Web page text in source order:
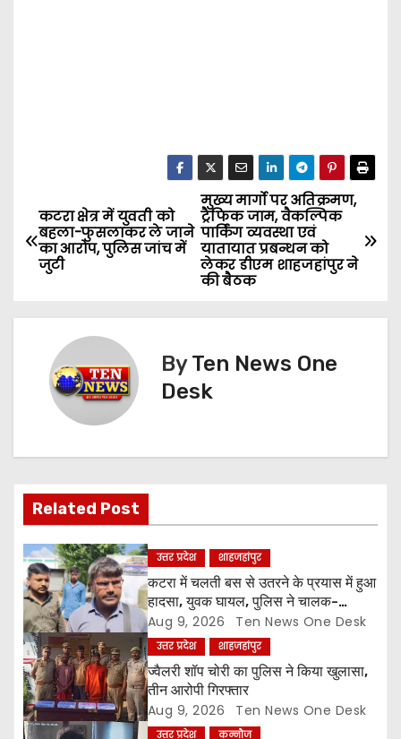
P
o
t
g
a
t
i
o
n
मुख्य मार्गो पर अतिक्रमण,
ट्रैफिक जाम, वैकल्पिक
पार्किंग व्यवस्था एवं
यातायात प्रबन्धन को
लेकर डीएम शाहजहांपुर ने
की बैठक
कटरा क्षेत्र में युवती को
बहला-फुसलाकर ले जाने
का आरोप, पुलिस जांच में
जुटी
ByTen News One
Desk
Related Post
उत्तर प्रदेश शाहजहांपुर
कटरा में चलती बस से उतरने के प्रयास में हुआ
हादसा, युवक घायल, पुलिस ने चालक-
परिचालक को पूंछताछ के लिए हिरासत में लिया
Aug 9, 2026 Ten News One Desk
उत्तर प्रदेश शाहजहांपुर
ज्वैलरी शॉप चोरी का पुलिस ने किया खुलासा,
तीन आरोपी गिरफ्तार
Aug 9, 2026 Ten News One Desk
उत्तर प्रदेश कन्नौज